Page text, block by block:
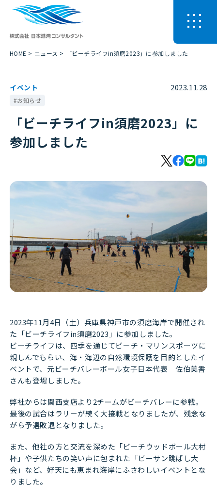
HOME ニュース 「ビーチライフin須磨2023」に参加しました
イベント 2023.11.28
お知らせ
「ビーチライフin須磨2023」に
参加しました
2023年11月4日（土）兵庫県神戸市の須磨海岸で開催され
た「ビーチライフin須磨2023」に参加しました。
ビーチライフは、四季を通じてビーチ・マリンスポーツに
親しんでもらい、海・海辺の自然環境保護を目的としたイ
ベントで、元ビーチバレーボール女子日本代表 佐伯美香
さんも登場しました。
弊社からは関西支店より2チームがビーチバレーに参戦。
最後の試合はラリーが続く大接戦となりましたが、残念な
がら予選敗退となりました。
また、他社の方と交流を深めた「ビーチウッドボール大村
杯」や子供たちの笑い声に包まれた「ビーサン跳ばし大
会」など、好天にも恵まれ海岸にふさわしいイベントとな
りました。